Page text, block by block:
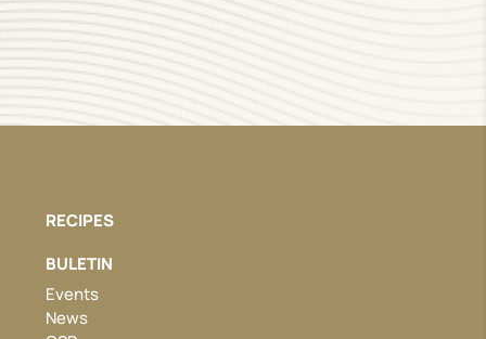
RECIPES
BULETIN
Events
News